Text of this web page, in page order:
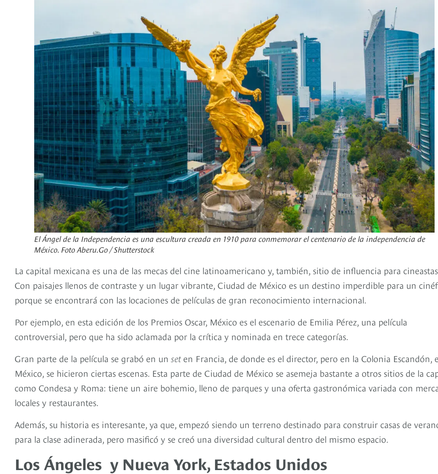
El Ángel de la Independencia es una escultura creada en 1910 para conmemorar el centenario de la independencia de
México. Foto Aberu.Go / Shutterstock
La capital mexicana es una de las mecas del cine latinoamericano y, también, sitio de influencia para cineastas.
Con paisajes llenos de contraste y un lugar vibrante, Ciudad de México es un destino imperdible para un
porque se encontrará con las locaciones de películas de gran reconocimiento internacional.
Por ejemplo, en esta edición de los Premios Oscar, México es el escenario de Emilia Pérez, una película
controversial, pero que ha sido aclamada por la crítica y nominada en trece categorías.
Gran parte de la película se grabó en un seten Francia, de donde es el director, pero en la Colonia Escandón,
México, se hicieron ciertas escenas. Esta parte de Ciudad de México se asemeja bastante a otros sitios de la
como Condesa y Roma: tiene un aire bohemio, lleno de parques y una oferta gastronómica variada con
locales y restaurantes.
Además, su historia es interesante, ya que, empezó siendo un terreno destinado para construir casas de
para la clase adinerada, pero masificó y se creó una diversidad cultural dentro del mismo espacio.
Los Ángeles y Nueva York, Estados Unidos